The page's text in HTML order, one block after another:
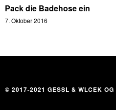
Pack die Badehose ein
7. Oktober 2016
© 2017-2021 GESSL & WLCEK OG